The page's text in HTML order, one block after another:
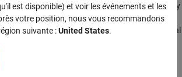
data from sensors interfaced with Raspberry
blocks and objects to read and measure physical
to Raspberry Pi hardware. Use these physical
application–based examples.
est disponible) et voir les événements et les
votre position, nous vous recommandons
suivante :United States.